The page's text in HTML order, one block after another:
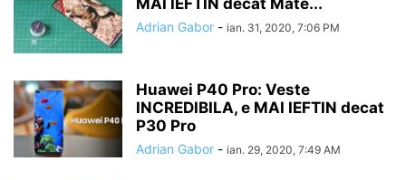
MAI IEFTIN decat Mate...
Adrian Gabor - ian. 31, 2020, 7:06 PM
Huawei P40 Pro: Veste
INCREDIBILA, e MAI IEFTIN decat
P30 Pro
Adrian Gabor - ian. 29, 2020, 7:49 AM